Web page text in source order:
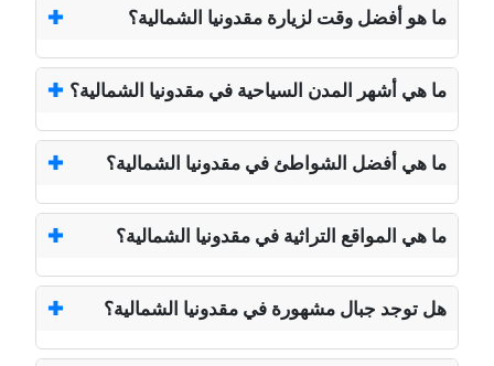
ما هو أفضل وقت لزيارة مقدونيا الشمالية؟
ما هي أشهر المدن السياحية في مقدونيا الشمالية؟
ما هي أفضل الشواطئ في مقدونيا الشمالية؟
ما هي المواقع التراثية في مقدونيا الشمالية؟
هل توجد جبال مشهورة في مقدونيا الشمالية؟